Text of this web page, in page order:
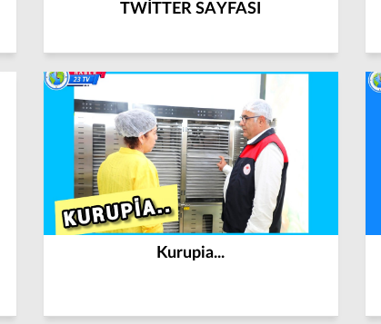
TWİTTER SAYFASI
Kurupia...